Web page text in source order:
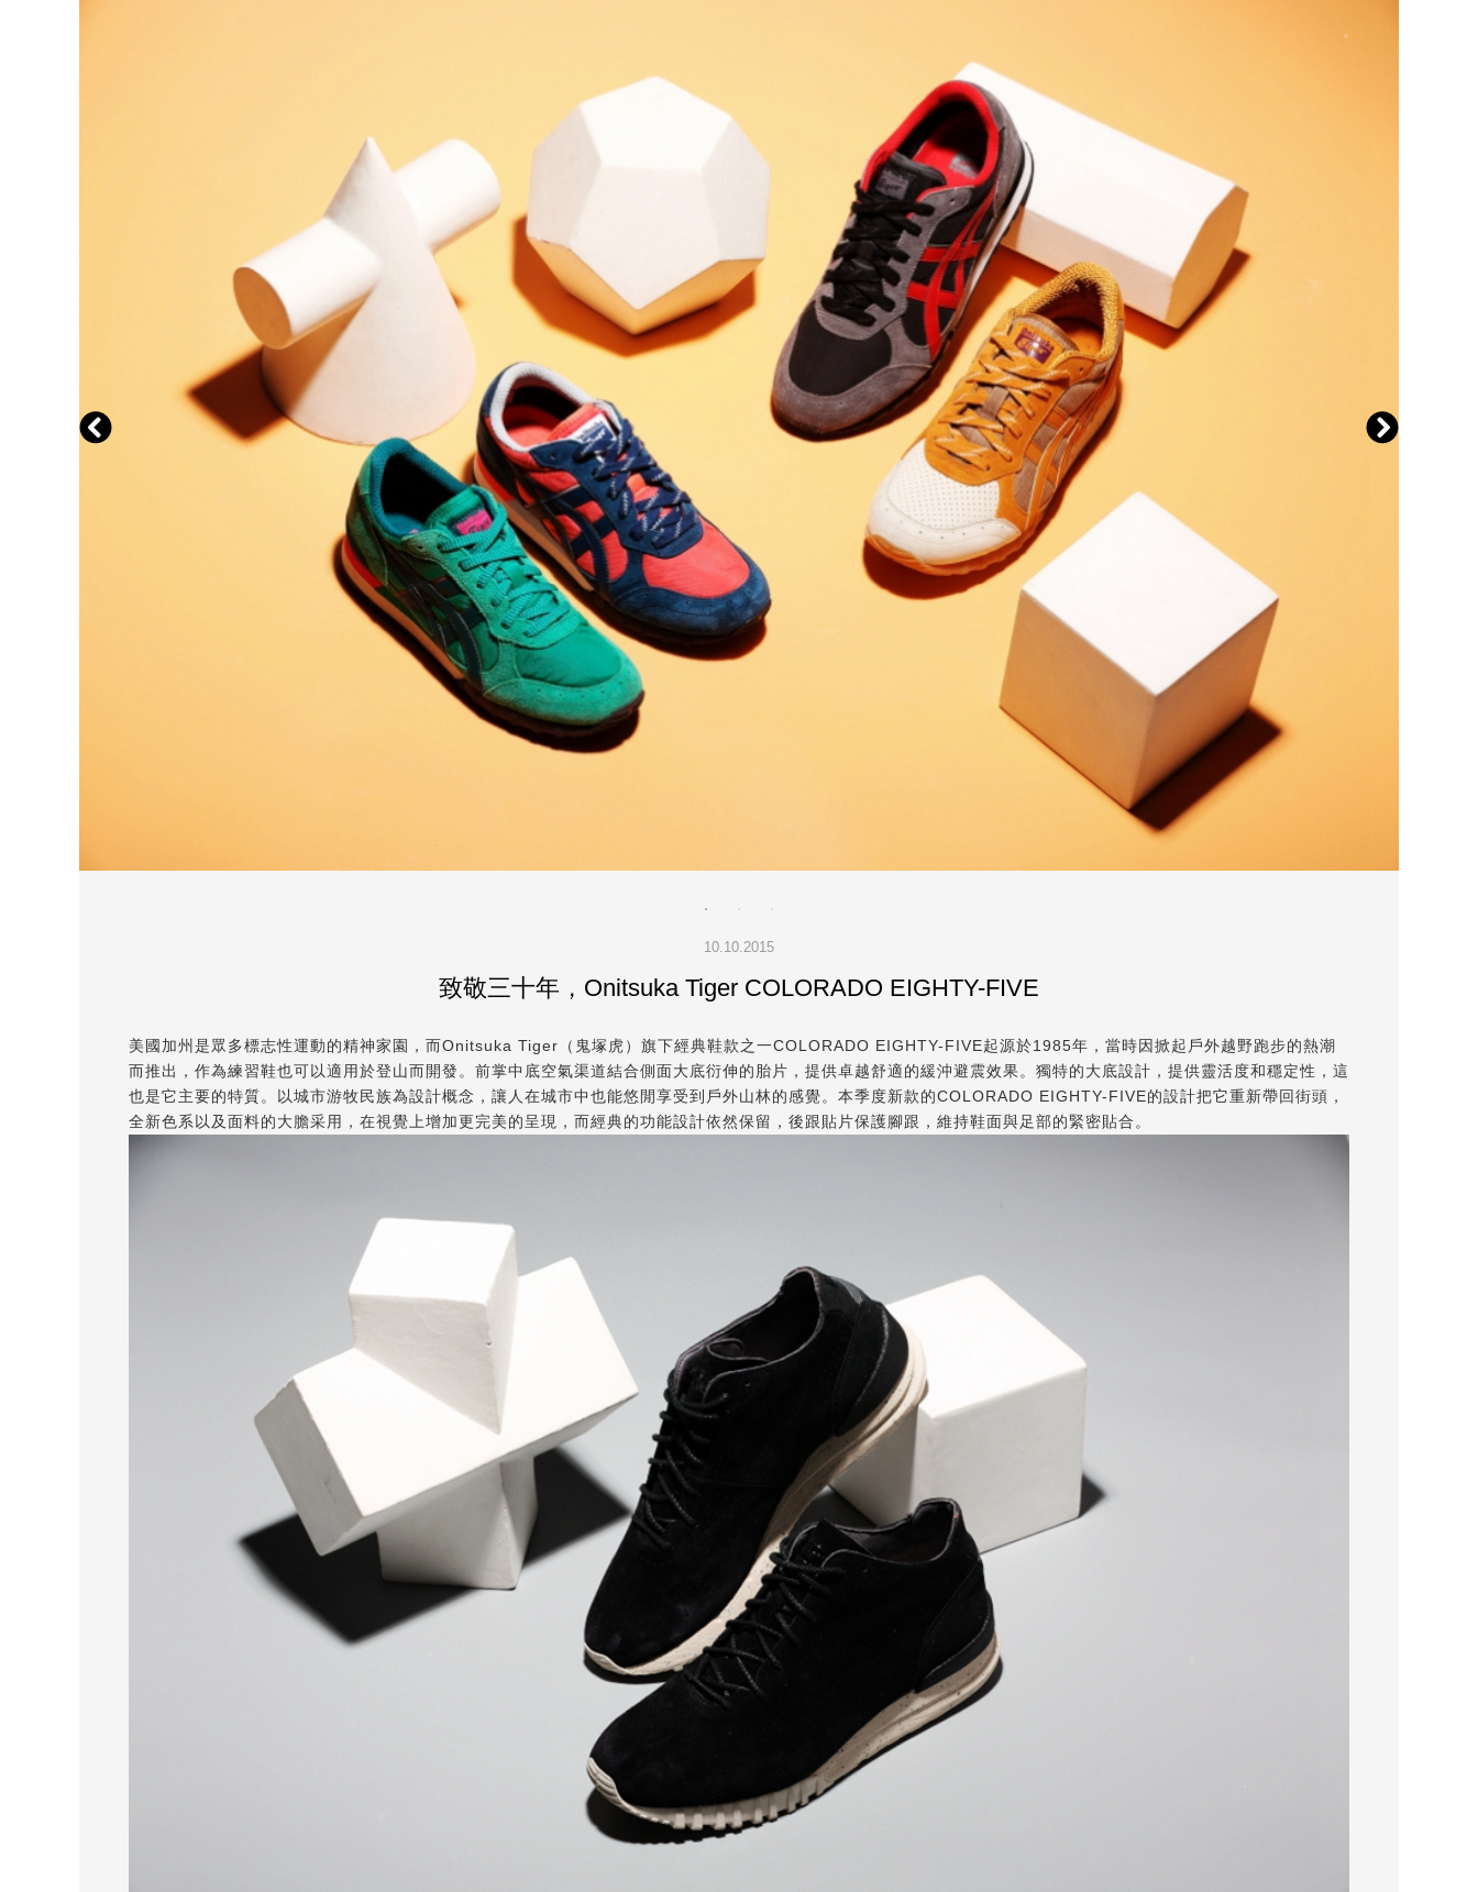
10.10.2015
致敬三十年，Onitsuka Tiger COLORADO EIGHTY-FIVE
美國加州是眾多標志性運動的精神家園，而Onitsuka Tiger（鬼塚虎）旗下經典鞋款之一COLORADO EIGHTY-FIVE起源於1985年，當時因掀起戶外越野跑步的熱潮
而推出，作為練習鞋也可以適用於登山而開發。前掌中底空氣渠道結合側面大底衍伸的胎片，提供卓越舒適的緩沖避震效果。獨特的大底設計，提供靈活度和穩定性，這
也是它主要的特質。以城市游牧民族為設計概念，讓人在城市中也能悠閒享受到戶外山林的感覺。本季度新款的COLORADO EIGHTY-FIVE的設計把它重新帶回街頭，
全新色系以及面料的大膽采用，在視覺上增加更完美的呈現，而經典的功能設計依然保留，後跟貼片保護腳跟，維持鞋面與足部的緊密貼合。